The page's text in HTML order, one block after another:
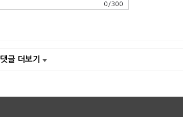
0 /300
댓글 더보기